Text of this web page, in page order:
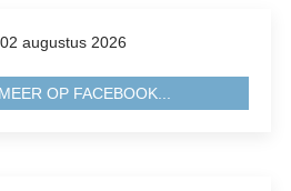
02 augustus 2026
OP FACEBOOK...